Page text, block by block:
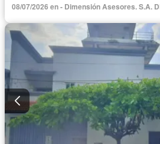
08/07/2026 en - Dimensión Asesores. S.A.